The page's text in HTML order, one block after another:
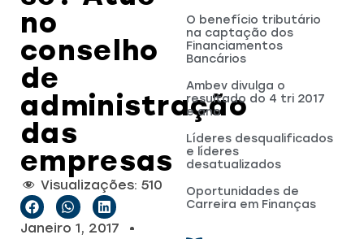
no
conselho
de
administração
das
empresas
Visualizações: 510
Janeiro 1, 2017
O benefício tributário
na captação dos
Financiamentos
Bancários
Ambev divulga o
resultado do 4 tri 2017
e ano
Líderes desqualificados
e líderes
desatualizados
Oportunidades de
Carreira em Finanças